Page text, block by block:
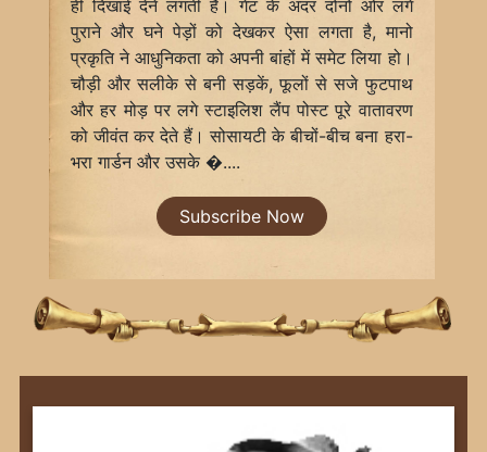
ही दिखाई देने लगती है। गेट के अंदर दोनों ओर लगे
पुराने और घने पेड़ों को देखकर ऐसा लगता है, मानो
प्रकृति ने आधुनिकता को अपनी बांहों में समेट लिया हो।
चौड़ी और सलीके से बनी सड़कें, फूलों से सजे फुटपाथ
और हर मोड़ पर लगे स्टाइलिश लैंप पोस्ट पूरे वातावरण
को जीवंत कर देते हैं। सोसायटी के बीचों-बीच बना हरा-
भरा गार्डन और उसके �....
Subscribe Now